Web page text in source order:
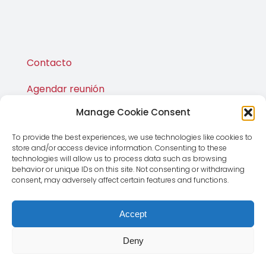
Manage Cookie Consent
To provide the best experiences, we use technologies like cookies to
store and/or access device information. Consenting to these
technologies will allow us to process data such as browsing
behavior or unique IDs on this site. Not consenting or withdrawing
consent, may adversely affect certain features and functions.
Accept
Deny
Contacto
Agendar reunión
Publicaciones
M·Shop